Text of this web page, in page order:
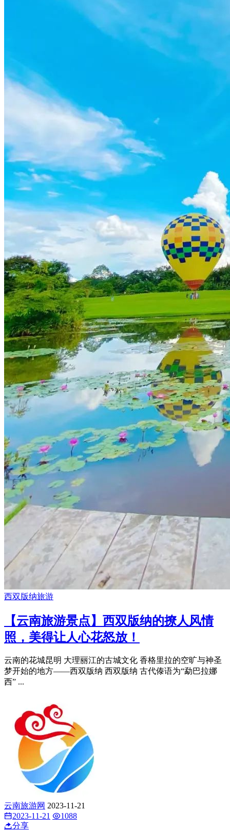
西双版纳旅游
【云南旅游景点】西双版纳的撩人风情
照，美得让人心花怒放！
云南的花城昆明 大理丽江的古城文化 香格里拉的空旷与神圣
梦开始的地方——西双版纳 西双版纳 古代傣语为“勐巴拉娜
西” ...
云南旅游网 2023-11-21
2023-11-21
1088
分享